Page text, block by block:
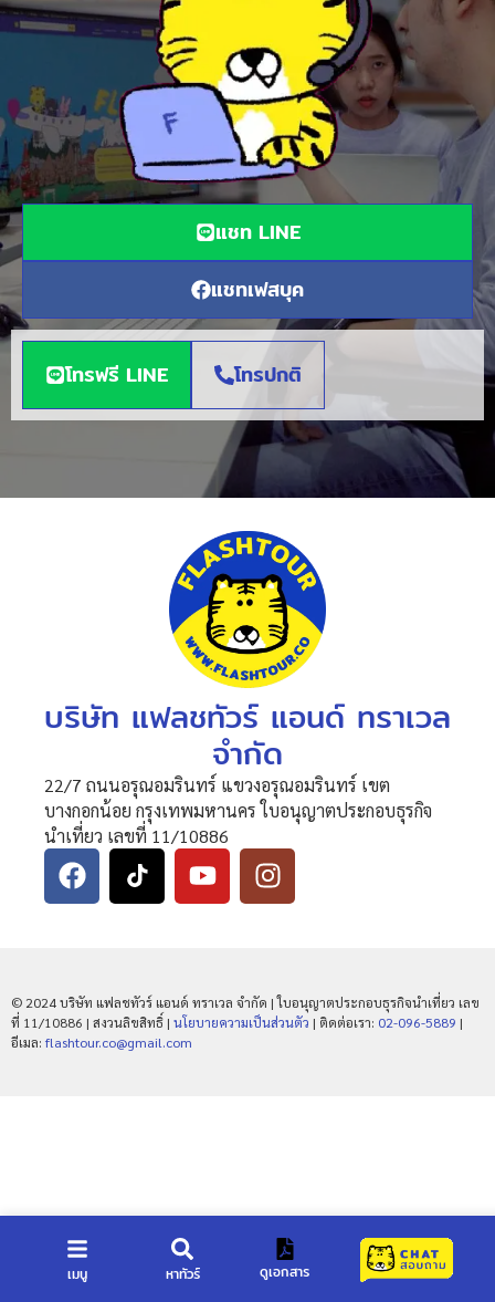
เมนู หาทัวร์ ดูเอกสาร
แชท LINE
แชทเฟสบุค
โทรฟรี LINE โทรปกติ
บริษัท แฟลชทัวร์ แอนด์ ทราเวล
จำกัด
22/7 ถนนอรุณอมรินทร์ แขวงอรุณอมรินทร์ เขต
บางกอกน้อย กรุงเทพมหานคร ใบอนุญาตประกอบธุรกิจ
นำเที่ยว เลขที่ 11/10886
© 2024 บริษัท แฟลชทัวร์ แอนด์ ทราเวล จำกัด | ใบอนุญาตประกอบธุรกิจนำเที่ยว เลข
ที่ 11/10886 | สงวนลิขสิทธิ์ | นโยบายความเป็นส่วนตัว | ติดต่อเรา: 02-096-5889 |
อีเมล: flashtour.co@gmail.com